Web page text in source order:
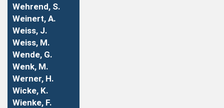
Wehrend, S.
Weinert, A.
Weiss, J.
Weiss, M.
Wende, G.
Wenk, M.
Werner, H.
Wicke, K.
Wienke, F.